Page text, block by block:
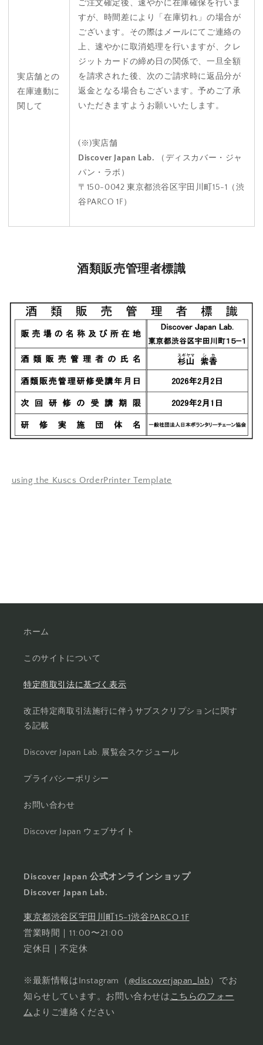
実店舗との
在庫連動に
関して
ご注文確定後、速やかに在庫確保を行いま
すが、時間差により「在庫切れ」の場合が
ございます。その際はメールにてご連絡の
上、速やかに取消処理を行いますが、クレ
ジットカードの締め日の関係で、一旦全額
を請求された後、次のご請求時に返品分が
返金となる場合もございます。予めご了承
いただきますようお願いいたします。
(※)実店舗
Discover Japan Lab. （ディスカバー・ジャ
パン・ラボ）
〒150-0042 東京都渋谷区宇田川町15-1（渋
谷PARCO 1F）
酒類販売管理者標識
using the Kuscs OrderPrinter Template
ホーム
このサイトについて
特定商取引法に基づく表示
改正特定商取引法施行に伴うサブスクリプションに関す
る記載
Discover Japan Lab. 展覧会スケジュール
プライバシーポリシー
お問い合わせ
Discover Japan ウェブサイト
Discover Japan 公式オンラインショップ
Discover Japan Lab.
東京都渋谷区宇田川町15-1渋谷PARCO 1F
営業時間｜11:00〜21:00
定休日｜不定休
※最新情報はInstagram（ @discoverjapan_lab）でお
知らせしています。お問い合わせは こちらのフォー
ム よりご連絡ください